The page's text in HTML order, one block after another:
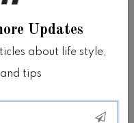
Anda,
Updates
about life style,
tips